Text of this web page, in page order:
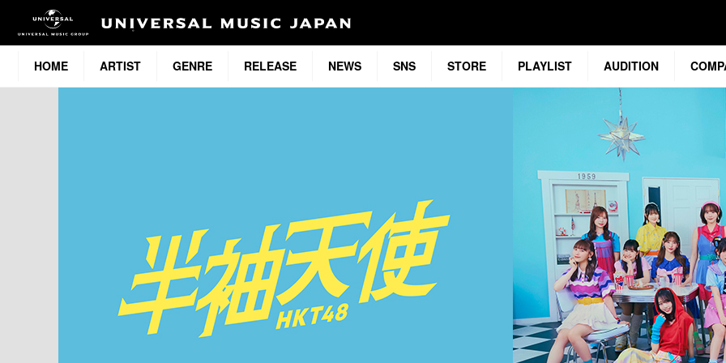
HOME ARTIST GENRE RELEASE NEWS SNS STORE PLAYLIST AUDITION